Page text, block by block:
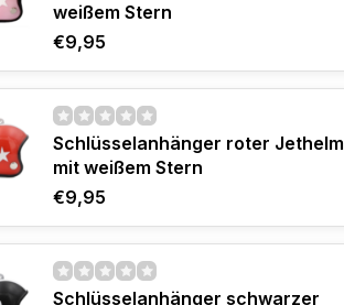
weißem Stern
€9,95
Schlüsselanhänger roter Jethelm
mit weißem Stern
€9,95
Schlüsselanhänger schwarzer